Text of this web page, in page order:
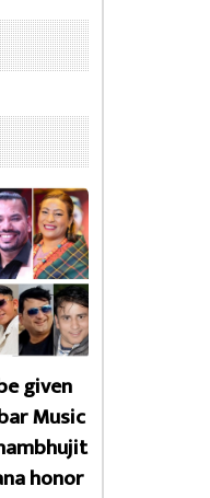
given
Music
honor